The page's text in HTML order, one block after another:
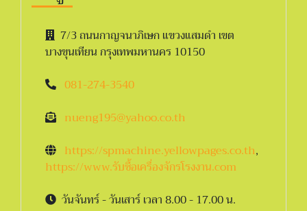
7/3 ถนนกาญจนาภิเษก แขวงแสมดำ เขต
บางขุนเทียน กรุงเทพมหานคร 10150
081-274-3540
nueng195@yahoo.co.th
https://spmachine.yellowpages.co.th,
https://www.รับซื้อเครื่องจักรโรงงาน.com
วันจันทร์ - วันเสาร์ เวลา 8.00 - 17.00 น.